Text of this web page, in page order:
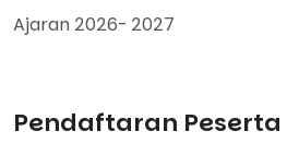
Ajaran 2026- 2027
Pendaftaran Peserta